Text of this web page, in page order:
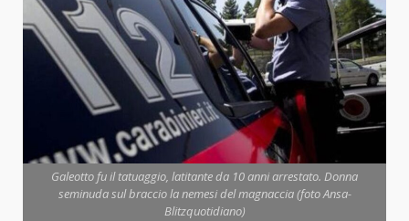
Galeotto fu il tatuaggio, latitante da 10 anni arrestato. Donna
seminuda sul braccio la nemesi del magnaccia (foto Ansa-
Blitzquotidiano)